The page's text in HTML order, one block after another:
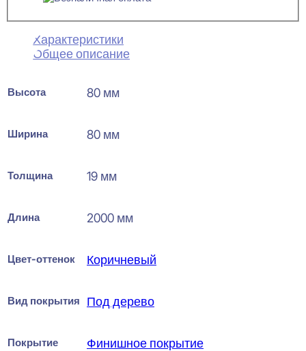
Характеристики
Общее описание
Высота 80 мм
Ширина 80 мм
Толщина 19 мм
Длина 2000 мм
Цвет-оттенок Коричневый
Вид покрытия Под дерево
Покрытие Финишное покрытие